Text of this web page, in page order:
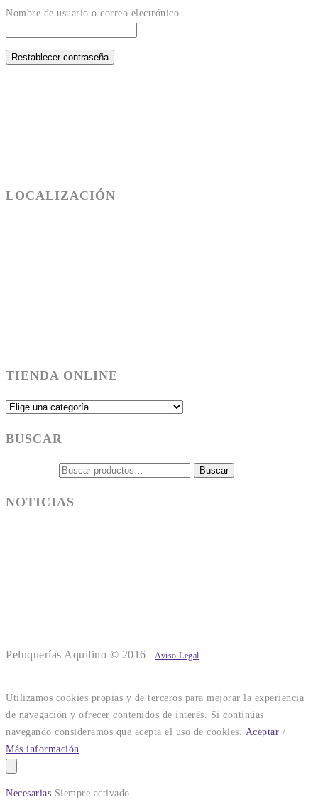
Nombre de usuario o correo electrónico
Restablecer contraseña
LOCALIZACIÓN
TIENDA ONLINE
BUSCAR
Buscar
NOTICIAS
Peluquerías Aquilino © 2016 | Aviso Legal
Utilizamos cookies propias y de terceros para mejorar la experiencia
de navegación y ofrecer contenidos de interés. Si continúas
navegando consideramos que acepta el uso de cookies. Aceptar /
Más información
Necesarias Siempre activado